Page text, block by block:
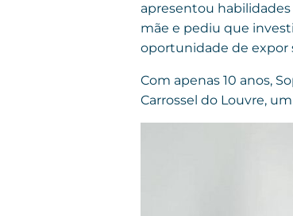
apresentou
mãe e pediu que
oportunidade de expor
Com apenas 10 anos,
Carrossel do Louvre,